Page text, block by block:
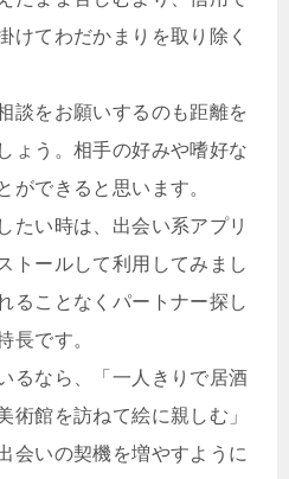
けてわだかまりを取り除く
談をお願いするのも距離を
ょう。相手の好みや嗜好な
ができると思います。
たい時は、出会い系アプリ
トールして利用してみまし
ることなくパートナー探し
長です。
るなら、「一人きりで居酒
術館を訪ねて絵に親しむ」
会いの契機を増やすように